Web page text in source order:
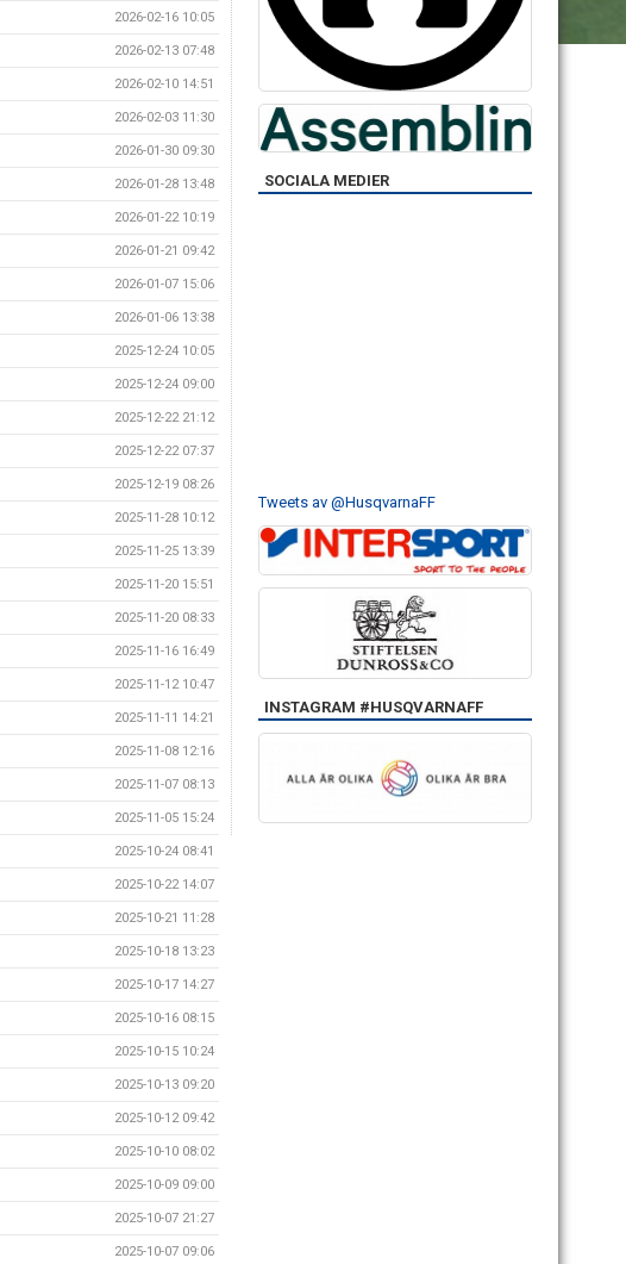
2026-02-16 10:05
2026-02-13 07:48
2026-02-10 14:51
2026-02-03 11:30
2026-01-30 09:30
2026-01-28 13:48
2026-01-22 10:19
2026-01-21 09:42
2026-01-07 15:06
2026-01-06 13:38
2025-12-24 10:05
2025-12-24 09:00
2025-12-22 21:12
2025-12-22 07:37
2025-12-19 08:26
2025-11-28 10:12
2025-11-25 13:39
2025-11-20 15:51
2025-11-20 08:33
2025-11-16 16:49
2025-11-12 10:47
2025-11-11 14:21
2025-11-08 12:16
2025-11-07 08:13
2025-11-05 15:24
2025-10-24 08:41
2025-10-22 14:07
2025-10-21 11:28
2025-10-18 13:23
2025-10-17 14:27
2025-10-16 08:15
2025-10-15 10:24
2025-10-13 09:20
2025-10-12 09:42
2025-10-10 08:02
2025-10-09 09:00
2025-10-07 21:27
2025-10-07 09:06
SOCIALA MEDIER
Tweets av @HusqvarnaFF
INSTAGRAM #HUSQVARNAFF